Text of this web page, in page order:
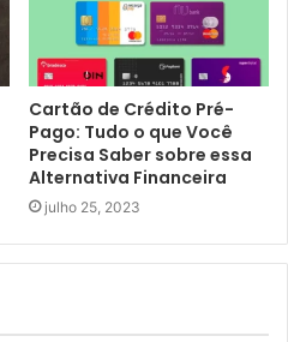
Cartão de Crédito Pré-
Pago: Tudo o que Você
Precisa Saber sobre essa
Alternativa Financeira
julho 25, 2023